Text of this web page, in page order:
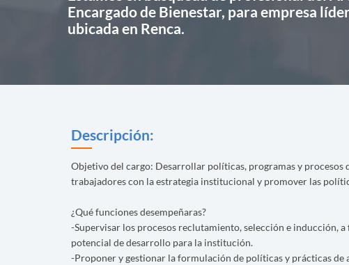
Encargado de Bienestar, para empresa
ubicada en Renca.
Descripción:
Objetivo del cargo: Desarrollar políticas, programas y
trabajadores con la estrategia institucional y promover las
¿Qué funciones desempeñaras?
-Supervisar los procesos reclutamiento, selección e inducción,
potencial de desarrollo para la institución.
-Proponer y gestionar la formulación de políticas y prácticas de